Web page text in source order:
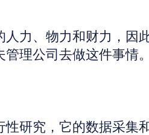
人力、物力和财力，因
管理公司去做这件事情
性研究，它的数据采集